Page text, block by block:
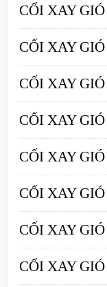
CỐI XAY
CỐI XAY
CỐI XAY
CỐI XAY
CỐI XAY
CỐI XAY
CỐI XAY
CỐI XAY